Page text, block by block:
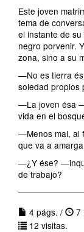
Este joven
tema de
el instante de
negro porvenir.
zona, sino a su
—No es tierra
soledad propios
—La joven ésa
vida en el
—Menos mal, al
que va a
—¿Y ése?
de trabajo?
4 págs. /
7
12 visitas.